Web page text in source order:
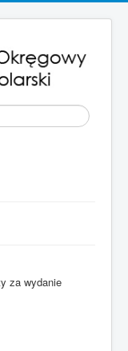
za wydanie